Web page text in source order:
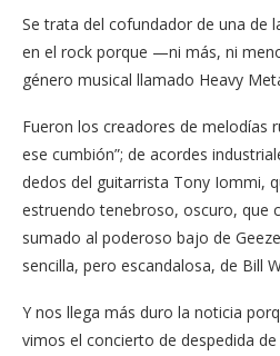
Se trata del cofundador de una de
en el rock porque —ni más, ni
género musical llamado Heavy
Fueron los creadores de melodías
ese cumbión”; de acordes
dedos del guitarrista Tony Iommi,
estruendo tenebroso, oscuro, que
sumado al poderoso bajo de
sencilla, pero escandalosa, de Bill
Y nos llega más duro la noticia
vimos el concierto de despedida